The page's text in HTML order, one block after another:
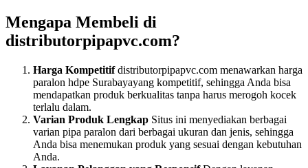
Mengapa Membeli di
distributorpipapvc.com?
Harga Kompetitifdistributorpipapvc.com menawarkan harga
paralon hdpe Surabayayang kompetitif, sehingga Anda bisa
mendapatkan produk berkualitas tanpa harus merogoh kocek
terlalu dalam.
Varian Produk Lengkap Situs ini menyediakan berbagai
varian pipa paralon dari berbagai ukuran dan jenis, sehingga
Anda bisa menemukan produk yang sesuai dengan kebutuhan
Anda.